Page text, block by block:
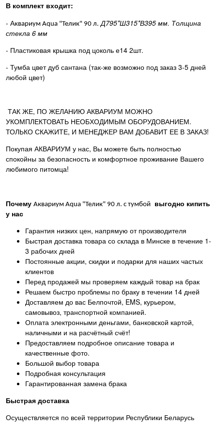
В комплект входит:
- Аквариум Aqua "Телик" 90 л. Д795*Ш315*В395 мм. Толщина
стекла 6 мм
- Пластиковая крышка под цоколь е14 2шт.
- Тумба цвет дуб сантана (так-же возможно под заказ 3-5 дней
любой цвет)
ТАК ЖЕ, ПО ЖЕЛАНИЮ АКВАРИУМ МОЖНО
УКОМПЛЕКТОВАТЬ НЕОБХОДИМЫМ ОБОРУДОВАНИЕМ.
ТОЛЬКО СКАЖИТЕ, И МЕНЕДЖЕР ВАМ ДОБАВИТ ЕЕ В ЗАКАЗ!
Покупая АКВАРИУМ у нас, Вы можете быть полностью
спокойны за безопасность и комфортное проживание Вашего
любимого питомца!
Почему Аквариум Aqua "Телик" 90 л. с тумбой выгодно кипить
у нас
Гарантия низких цен, напрямую от производителя
Быстрая доставка товара со склада в Минске в течение 1-
3 рабочих дней
Постоянные акции, скидки и подарки для наших частых
клиентов
Перед продажей мы проверяем каждый товар на брак
Решаем быстро проблемы по браку в течении 14 дней
Доставляем до вас Белпочтой, EMS, курьером,
самовывоз, транспортной компанией.
Оплата электронными деньгами, банковской картой,
наличными и на расчётный счёт!
Предоставляем подробное описание товара и
качественные фото.
Большой выбор товара
Подробная консультация
Гарантированная замена брака
Быстрая доставка
Осуществляется по всей территории Республики Беларусь